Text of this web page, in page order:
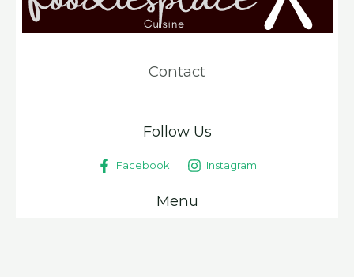
Contact
Follow Us
Facebook Instagram
Menu